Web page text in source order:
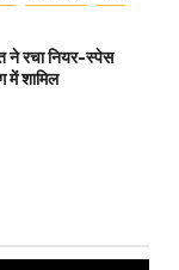
ने रचा नियर-स्पेस
में शामिल